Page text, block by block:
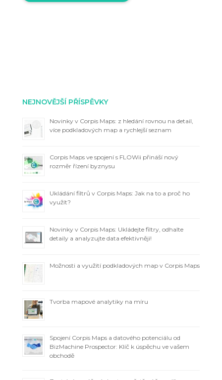
NEJNOVĚJŠÍ PŘÍSPĚVKY
Novinky v Corpis Maps: z hledání rovnou na detail,
více podkladových map a rychlejší seznam
Corpis Maps ve spojení s FLOWii přináší nový
rozměr řízení byznysu
Ukládání filtrů v Corpis Maps: Jak na to a proč ho
využít?
Novinky v Corpis Maps: Ukládejte filtry, odhalte
detaily a analyzujte data efektivněji!
Možnosti a využití podkladových map v Corpis Maps
Tvorba mapové analytiky na míru
Spojení Corpis Maps a datového potenciálu od
BizMachine Prospector: Klíč k úspěchu ve vašem
obchodě